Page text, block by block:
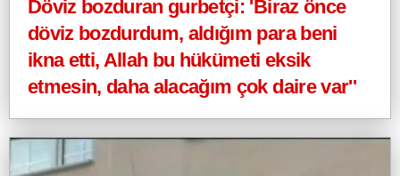
Döviz bozduran gurbetçi: 'Biraz önce
döviz bozdurdum, aldığım para beni
ikna etti, Allah bu hükümeti eksik
etmesin, daha alacağım çok daire var''